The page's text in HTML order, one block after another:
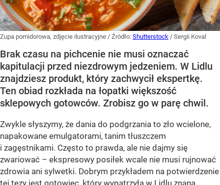
Zupa pomidorowa, zdjęcie ilustracyjne / Źródło: Shutterstock / Sergii Koval
Brak czasu na pichcenie nie musi oznaczać
kapitulacji przed niezdrowym jedzeniem. W Lidlu
znajdziesz produkt, który zachwycił ekspertkę.
Ten obiad rozkłada na łopatki większość
sklepowych gotowców. Zrobisz go w parę chwil.
Zwykle słyszymy, że dania do podgrzania to zło wcielone,
napakowane emulgatorami, tanim tłuszczem
i zagęstnikami. Często to prawda, ale nie dajmy się
zwariować – ekspresowy posiłek wcale nie musi rujnować
zdrowia ani sylwetki. Dobrym przykładem na potwierdzenie
tej tezy jest gotowiec, który wypatrzyła w Lidlu znana